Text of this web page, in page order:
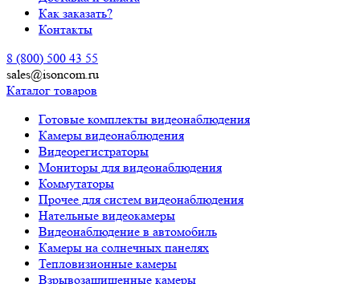
Как заказать?
Контакты
8 (800) 500 43 55
sales@isoncom.ru
Каталог товаров
Готовые комплекты видеонаблюдения
Камеры видеонаблюдения
Видеорегистраторы
Мониторы для видеонаблюдения
Коммутаторы
Прочее для систем видеонаблюдения
Нательные видеокамеры
Видеонаблюдение в автомобиль
Камеры на солнечных панелях
Тепловизионные камеры
Взрывозащищенные камеры